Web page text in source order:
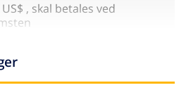
, skal betales ved